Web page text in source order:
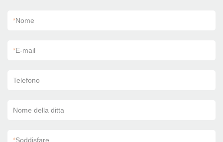
*Nome
*E-mail
Telefono
Nome della ditta
*Soddisfare